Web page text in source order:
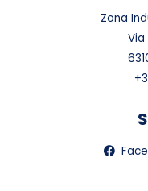
Zona